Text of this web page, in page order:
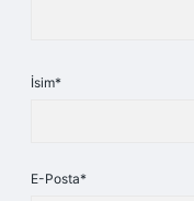
İsim*
E-Posta*